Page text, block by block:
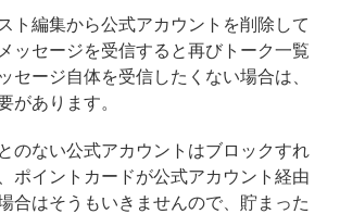
ト編集から公式アカウントを削除して
ッセージを受信すると再びトーク一覧
セージ自体を受信したくない場合は、
があります。
のない公式アカウントはブロックすれ
ポイントカードが公式アカウント経由
合はそうもいきませんので、貯まった